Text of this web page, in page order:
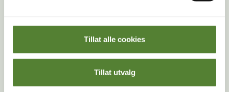
Tillat alle cookies
Tillat utvalg
Verdens største, men også verdens minste egg
Stikker strutsen hodet ned i sanda?